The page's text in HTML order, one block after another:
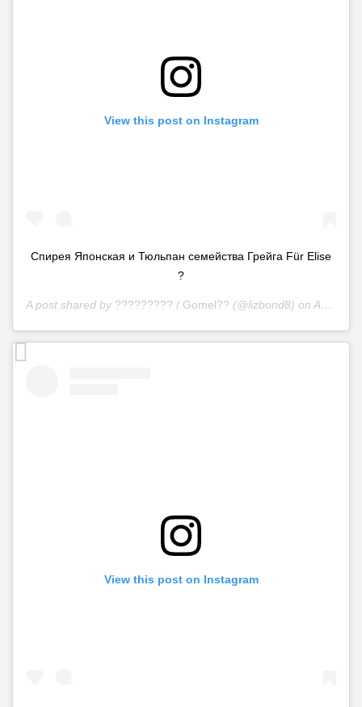
View this post on Instagram
Спирея Японская и Тюльпан семейства Грейга Für Elise
?
A post shared by ????????? / Gomel?? (@lizbond8) on Apr 9, 2020 at 6:43am PDT
View this post on Instagram